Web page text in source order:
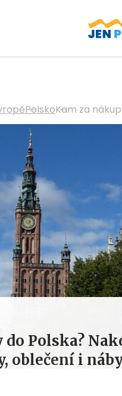
PolskoKam za
do Polska?
oblečení i